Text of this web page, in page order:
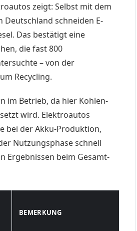
zeigt: Selbst mit dem
schneiden E-
Das bestätigt eine
die fast 800
– von der
Recycling.
im Betrieb, da hier Kohlen­
wird. Elektroautos
bei der Akku-Produktion,
Nutzungsphase schnell
Ergebnissen beim Gesamt-
BEMERKUNG